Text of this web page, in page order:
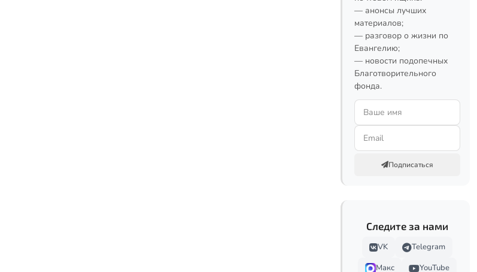
— анонсы лучших
материалов;
— разговор о жизни по
Евангелию;
— новости подопечных
Благотворительного
фонда.
Подписаться
Следите за нами
VK
Telegram
Макс
YouTube